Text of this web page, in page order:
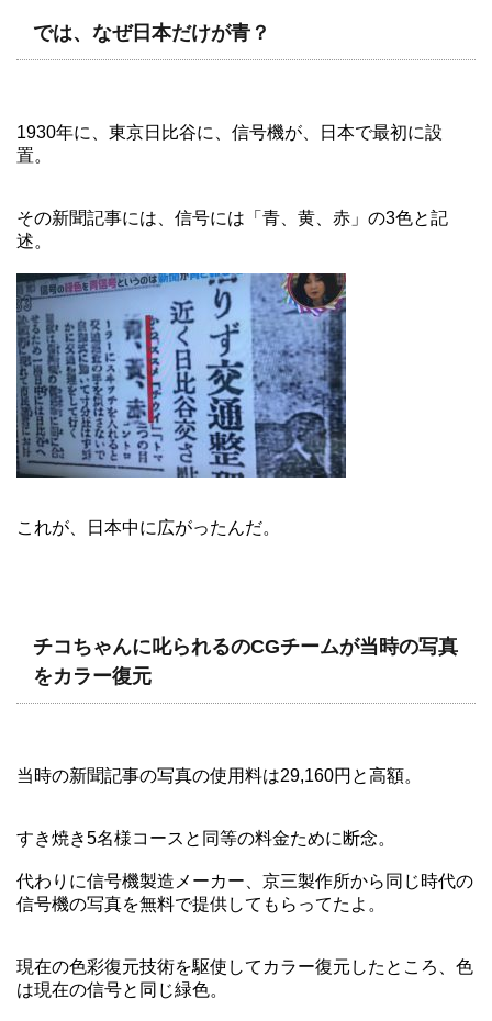
では、なぜ日本だけが青？
1930年に、東京日比谷に、信号機が、日本で最初に設
置。
その新聞記事には、信号には「青、黄、赤」の3色と記
述。
これが、日本中に広がったんだ。
チコちゃんに叱られるのCGチームが当時の写真
をカラー復元
当時の新聞記事の写真の使用料は29,160円と高額。
すき焼き5名様コースと同等の料金ために断念。
代わりに信号機製造メーカー、京三製作所から同じ時代の
信号機の写真を無料で提供してもらってたよ。
現在の色彩復元技術を駆使してカラー復元したところ、色
は現在の信号と同じ緑色。